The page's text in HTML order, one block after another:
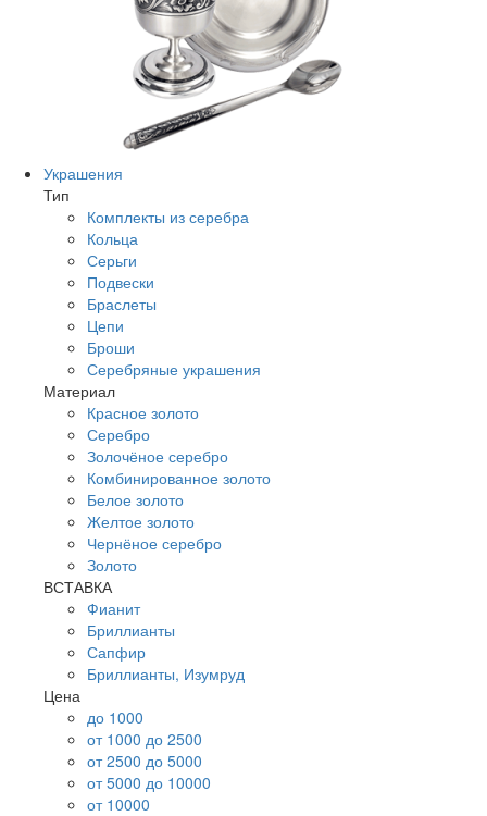
Украшения
Тип
Комплекты из серебра
Кольца
Серьги
Подвески
Браслеты
Цепи
Броши
Серебряные украшения
Материал
Красное золото
Серебро
Золочёное серебро
Комбинированное золото
Белое золото
Желтое золото
Чернёное серебро
Золото
ВСТАВКА
Фианит
Бриллианты
Сапфир
Бриллианты, Изумруд
Цена
до 1000
от 1000 до 2500
от 2500 до 5000
от 5000 до 10000
от 10000